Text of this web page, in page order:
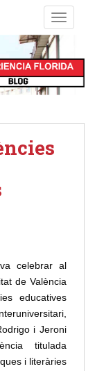
celebrar al
de València
educatives
i Jeroni
titulada
i literàries